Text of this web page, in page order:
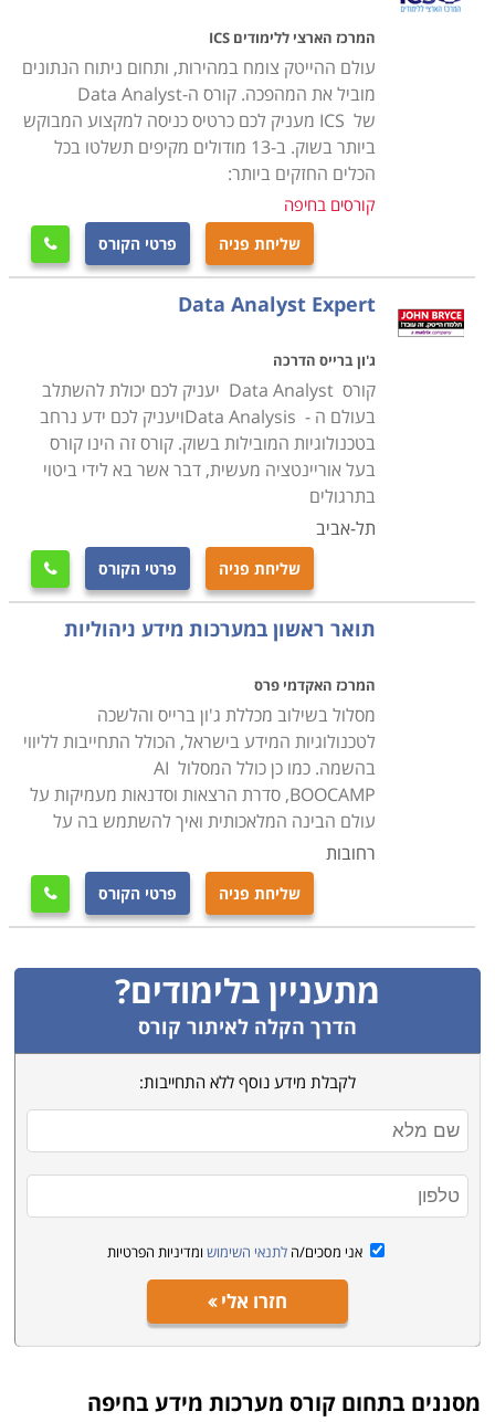
השלישית בגודלה בישראל ומשמשת כמרכז תעשייתי,
תחבורתי, ותרבותי ומתוקף כך הביקוש וגם ההיצע ללימודים
בה רחב ומגוון.
באזור חיפה נכללים ישובים וערים כמו עכו, טירת כרמל,
חיפה, קריית ביאליק ומכללות רבות שביניהן
הטכניון - היחידה ללימודי המשך שנמצאת בחיפה, תל
אביב - סניף חיפה
מכללת מדיאטק ג'ון ברייס בע"מ שנמצאת בשד'
ההסתדרות 46, ת.ד. 25075 לב המפרץ, חיפה
31250 - סניף חיפה
השתדלנו לאסוף עבורכם את מיטב תכניות הלימודים, ואנחנו
מקווים שהצלחנו בכך, אך אם בכל אופן לא מצאתם בדיוק
את קורס מערכות מידע באזור חיפה, אנו מזמינים אתכם
להתקשר ליועצות הלימודים המיומנות שלנו, שינסו לאתר
עבורכם עוד הזדמנויות אטרקטיביות שיתאימו לצרכיכם.
המרכז הארצי ללימודים ICS
עולם ההייטק צומח במהירות, ותחום ניתוח הנתונים
מוביל את המהפכה. קורס ה-Data Analyst
של ICS מעניק לכם כרטיס כניסה למקצוע המבוקש
ביותר בשוק. ב-13 מודולים מקיפים תשלטו בכל
הכלים החזקים ביותר:
קורסים בחיפה
שליחת פניה פרטי הקורס 
Data Analyst Expert
ג'ון ברייס הדרכה
קורס Data Analyst יעניק לכם יכולת להשתלב
בעולם ה - Data Analysisויעניק לכם ידע נרחב
בטכנולוגיות המובילות בשוק. קורס זה הינו קורס
בעל אוריינטציה מעשית, דבר אשר בא לידי ביטוי
בתרגולים
תל-אביב
שליחת פניה פרטי הקורס 
תואר ראשון במערכות מידע ניהוליות
המרכז האקדמי פרס
מסלול בשילוב מכללת ג'ון ברייס והלשכה
לטכנולוגיות המידע בישראל, הכולל התחייבות לליווי
בהשמה. כמו כן כולל המסלול AI
BOOCAMP, סדרת הרצאות וסדנאות מעמיקות על
עולם הבינה המלאכותית ואיך להשתמש בה על
רחובות
שליחת פניה פרטי הקורס 
מתעניין בלימודים?
הדרך הקלה לאיתור קורס
לקבלת מידע נוסף ללא התחייבות:
אני מסכים/ה לתנאי השימוש ומדיניות הפרטיות
חזרו אלי
מסננים בתחום קורס מערכות מידע בחיפה